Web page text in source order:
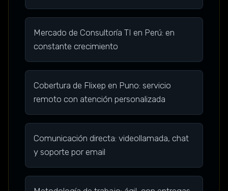
Mercado de Consultoría TI en Perú: en
constante crecimiento
Cobertura de Flixep en Puno: servicio
remoto con atención personalizada
Comunicación directa: videollamada, chat
y soporte por email